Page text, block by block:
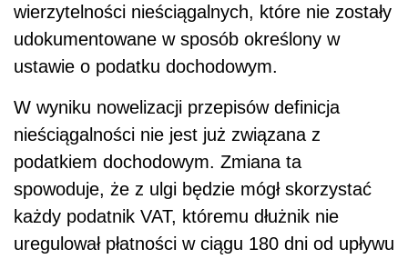
wierzytelności nieściągalnych, które nie zostały
udokumentowane w sposób określony w
ustawie o podatku dochodowym.
W wyniku nowelizacji przepisów definicja
nieściągalności nie jest już związana z
podatkiem dochodowym. Zmiana ta
spowoduje, że z ulgi będzie mógł skorzystać
każdy podatnik VAT, któremu dłużnik nie
uregulował płatności w ciągu 180 dni od upływu